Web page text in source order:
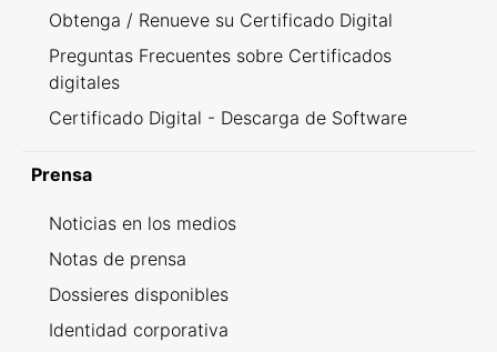
Obtenga / Renueve su Certificado Digital
Preguntas Frecuentes sobre Certificados
digitales
Certificado Digital - Descarga de Software
Prensa
Noticias en los medios
Notas de prensa
Dossieres disponibles
Identidad corporativa